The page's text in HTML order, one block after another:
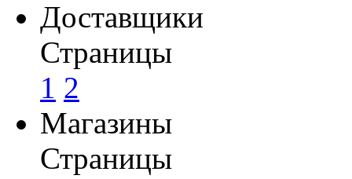
Доставщики
Страницы
1 2
Магазины
Страницы